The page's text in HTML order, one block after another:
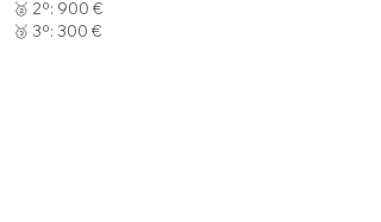
🥈 2º: 900 €
🥉 3º: 300 €